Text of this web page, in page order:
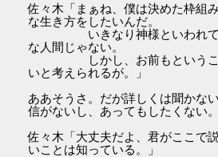
佐々木「まぁね、僕は決めた枠組
な生き方をしたいんだ。
いきなり神様といわれてほ
な人間じゃない。
しかし、お前もということ
いと考えられるが。」
ああそうさ。だが詳しくは聞かな
信がないし、あってもしたくない。
佐々木「大丈夫だよ、君がここで
いことは知っている。」